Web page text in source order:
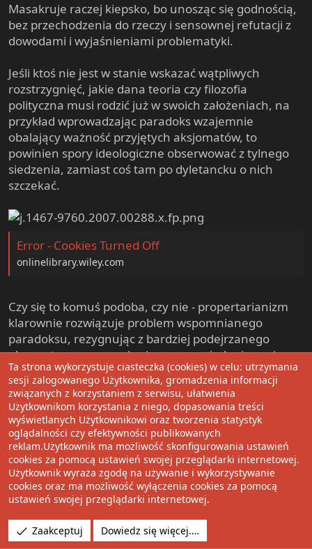
Masakruje raczej kiepsko, bo unosząc się godnością,
bez przechodzenia do rzeczy i sensownej refutacji z
dowodami i wyjaśnieniami problematyki.
Jeśli ktoś nie jest w stanie wskazać wątpliwych
rozstrzygnięć, jakie dana teoria czy filozofia
polityczna musi rodzić już w swoich założeniach, na
przykład wprowadzając paradoks wzajemnie
obalający ważność przyjętych aksjomatów, to
powinien spory ideologiczne obserwować z tylnego
siedzenia, zamiast coś tam po dyletancku o nich
szczekać.
Error - Cookies Turned Off
onlinelibrary.wiley.com
Czy się to komuś podoba, czy nie - propertarianizm
klarownie rozwiązuje problem wspomnianego
paradoksu, rezygnując z bardziej podejrzanego
elementu przy uznaniu, że samoposiadanie może
być co najwyżej przygodne i nie powinno mieć rangi
aksjomatu.
Zresztą, samoposiadanie w libertarianizmie to taki
sam niezbywalny, godnościowy kwiatek do kożucha
jak wspomniany personalizm chrześcijański. Jeżeli
ktoś potrzebuje podbudowy moralnej, niech sobie
znajdzie autorytet moralny, zamiast szukać go w
ideologiach czy projektach ustrojowych.
Bo równie dobrze, mógłby rozpocząć dyskusję o
Ta strona wykorzystuje ciasteczka (cookies) w celu: utrzymania
sesji zalogowanego Użytkownika, gromadzenia informacji
związanych z korzystaniem z serwisu, ułatwienia
Użytkownikom korzystania z niego, dopasowania treści
wyświetlanych Użytkownikowi oraz tworzenia statystyk
oglądalności czy efektywności publikowanych
reklam.Użytkownik ma możliwość skonfigurowania ustawień
cookies za pomocą ustawień swojej przeglądarki internetowej.
Użytkownik wyraża zgodę na używanie i wykorzystywanie
cookies oraz ma możliwość wyłączenia cookies za pomocą
ustawień swojej przeglądarki internetowej.
Zaakceptuj Dowiedz się więcej.…